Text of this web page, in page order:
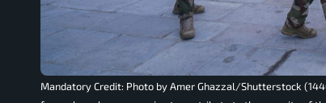
Mandatory Credit: Photo by Amer Ghazzal/Shutterstock